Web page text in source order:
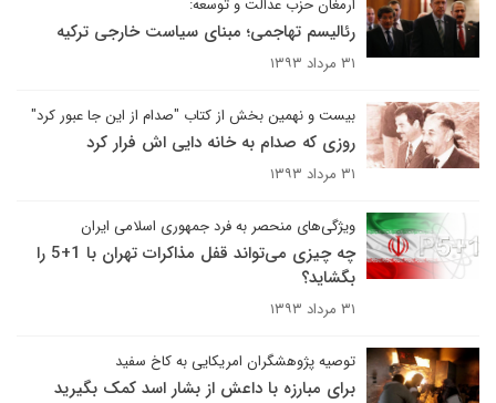
ارمغان حزب عدالت و توسعه:
رئالیسم تهاجمی؛ مبنای سیاست خارجی ترکیه
۳۱ مرداد ۱۳۹۳
بیست و نهمین بخش از کتاب "صدام از این جا عبور کرد"
روزی که صدام به خانه دایی اش فرار کرد
۳۱ مرداد ۱۳۹۳
ویژگی‌های منحصر به فرد جمهوری اسلامی ایران
چه چیزی می‌تواند قفل مذاکرات تهران با 1+5 را
بگشاید؟
۳۱ مرداد ۱۳۹۳
توصیه پژوهشگران امریکایی به کاخ سفید
برای مبارزه با داعش از بشار اسد کمک بگیرید